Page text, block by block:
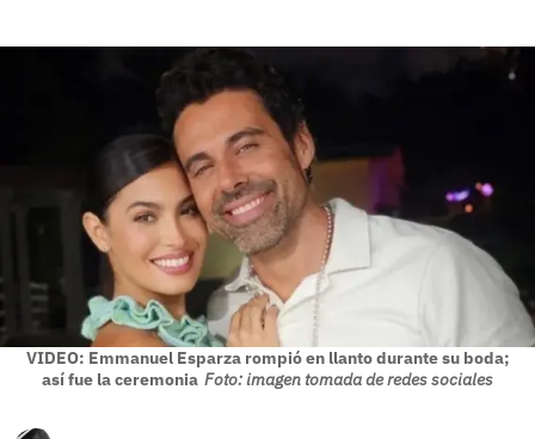
VIDEO: Emmanuel Esparza rompió en llanto durante su boda;
así fue la ceremonia Foto: imagen tomada de redes sociales